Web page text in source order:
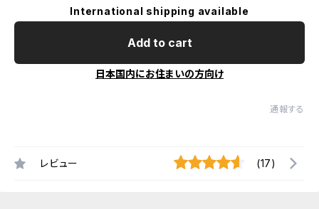
International shipping available
Add to cart
日本国内にお住まいの方向け
通報する
レビュー (17)